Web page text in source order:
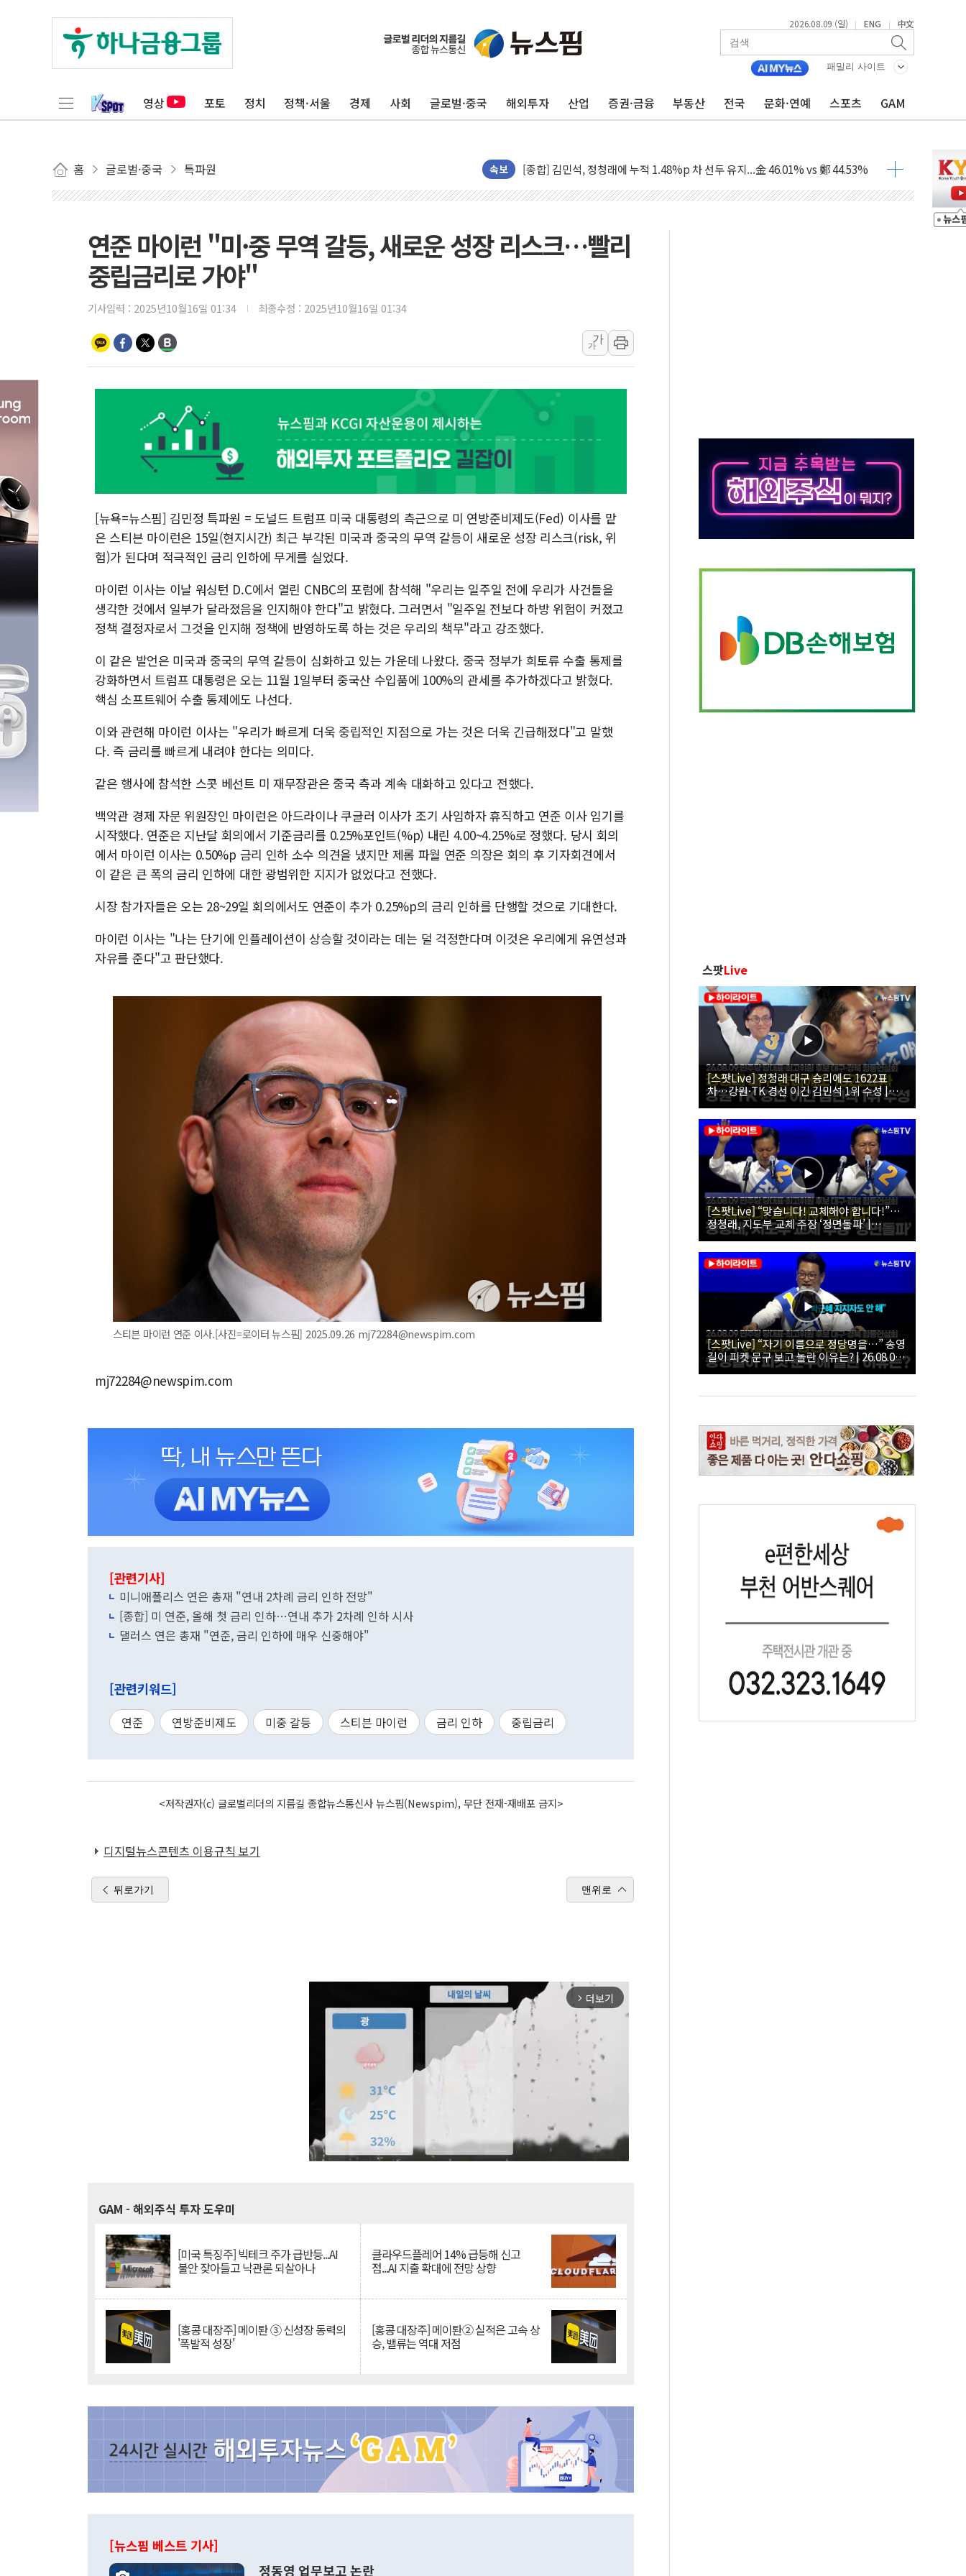
2026.08.09 (일) | ENG | 中文
패밀리 사이트
영상 포토 정치 정책·서울 경제 사회 글로벌·중국 해외투자 산업 증권·금융 부동산 전국 문화·연예 스포츠 GAM
홈 글로벌·중국 특파원 속보
포항 블루밸리 국가산단에 '철강 AI융합실증센터' 들어선다
상주 낙동강 선착장 하류서 50대 숨진 채 발견...경찰, 조사 중
민주당 경북도당위원장에 오중기 당선...합산득표율 68.63%
인천서 말다툼 중 어머니 살해 10대 구속…범행 후 반려견도 죽여
[속보] 민주, 강원·대구·경북 경선 결과...김민석 48.54% 정청래 44.40%
[속보] 민주, 경북 경선 결과 발표...김민석 47.37% 정청래 45.71% 송영길 6.92%
최태원, 노소영에 9440억 지급 확정되나…재상고 앞두고 막판 셈법
하나금융, 명동 소상공인에 '행복상자' 전달
병무청, 보충역 전면 손질… 예술·체육요원 최대 33% 감축
윤준병·이해민 의원, '정부 특사'로 콜롬비아 대통령 취임식 참석
'호우·산사태 주의보' 울진 시간당 30mm 강한 비...호우 피해 없어
여야, 황희 '버스 하우스' 공방…野 "청년 우롱 기괴" vs 與 "송구한 해프닝"
연준 마이런 "미·중 무역 갈등, 새로운 성장 리스크…빨리
중립금리로 가야"
기사입력 : 2025년10월16일 01:34 최종수정 : 2025년10월16일 01:34
가
가
[뉴욕=뉴스핌] 김민정 특파원 = 도널드 트럼프 미국 대통령의 측근으로 미 연방준비제도(Fed) 이사를 맡
은 스티븐 마이런은 15일(현지시간) 최근 부각된 미국과 중국의 무역 갈등이 새로운 성장 리스크(risk, 위
험)가 된다며 적극적인 금리 인하에 무게를 실었다.
마이런 이사는 이날 워싱턴 D.C에서 열린 CNBC의 포럼에 참석해 "우리는 일주일 전에 우리가 사건들을
생각한 것에서 일부가 달라졌음을 인지해야 한다"고 밝혔다. 그러면서 "일주일 전보다 하방 위험이 커졌고
정책 결정자로서 그것을 인지해 정책에 반영하도록 하는 것은 우리의 책무"라고 강조했다.
이 같은 발언은 미국과 중국의 무역 갈등이 심화하고 있는 가운데 나왔다. 중국 정부가 희토류 수출 통제를
강화하면서 트럼프 대통령은 오는 11월 1일부터 중국산 수입품에 100%의 관세를 추가하겠다고 밝혔다.
핵심 소프트웨어 수출 통제에도 나선다.
이와 관련해 마이런 이사는 "우리가 빠르게 더욱 중립적인 지점으로 가는 것은 더욱 긴급해졌다"고 말했
다. 즉 금리를 빠르게 내려야 한다는 의미다.
같은 행사에 참석한 스콧 베선트 미 재무장관은 중국 측과 계속 대화하고 있다고 전했다.
백악관 경제 자문 위원장인 마이런은 아드라이나 쿠글러 이사가 조기 사임하자 휴직하고 연준 이사 임기를
시작했다. 연준은 지난달 회의에서 기준금리를 0.25%포인트(%p) 내린 4.00~4.25%로 정했다. 당시 회의
에서 마이런 이사는 0.50%p 금리 인하 소수 의견을 냈지만 제롬 파월 연준 의장은 회의 후 기자회견에서
이 같은 큰 폭의 금리 인하에 대한 광범위한 지지가 없었다고 전했다.
시장 참가자들은 오는 28~29일 회의에서도 연준이 추가 0.25%p의 금리 인하를 단행할 것으로 기대한다.
마이런 이사는 "나는 단기에 인플레이션이 상승할 것이라는 데는 덜 걱정한다며 이것은 우리에게 유연성과
자유를 준다"고 판단했다.
스티븐 마이런 연준 이사.[사진=로이터 뉴스핌] 2025.09.26 mj72284@newspim.com
mj72284@newspim.com
[관련기사]
미니애폴리스 연은 총재 "연내 2차례 금리 인하 전망"
[종합] 미 연준, 올해 첫 금리 인하…연내 추가 2차례 인하 시사
댈러스 연은 총재 "연준, 금리 인하에 매우 신중해야"
[관련키워드]
연준 연방준비제도 미중 갈등 스티븐 마이런 금리 인하 중립금리
<저작권자(c) 글로벌리더의 지름길 종합뉴스통신사 뉴스핌(Newspim), 무단 전재-재배포 금지>
디지털뉴스콘텐츠 이용규칙 보기
뒤로가기 맨위로
arrow_forward_ios 더보기
GAM - 해외주식 투자 도우미
[미국 특징주] 빅테크 주가 급반등...AI
불안 잦아들고 낙관론 되살아나
클라우드플레어 14% 급등해 신고
점...AI 지출 확대에 전망 상향
[홍콩 대장주] 메이퇀 ③ 신성장 동력의
'폭발적 성장'
[홍콩 대장주] 메이퇀② 실적은 고속 상
승, 밸류는 역대 저점
[뉴스핌 베스트 기사]
정동영 업무보고 논란
스팟Live
[스팟Live] 정청래 대구 승리에도 1622표
차…강원·TK 경선 이긴 김민석 1위 수성 |
26.08.09 더불어민주당 당대표·최고위원 후
보 대구·경북 합동연설회
[스팟Live] “맞습니다! 교체해야 합니다!”…
정청래, 지도부 교체 주장 ‘정면돌파’ |
26.08.09 더불어민주당 당대표·최고위원 후
보 대구·경북 합동연설회
[스팟Live] “자기 이름으로 정당명을…” 송영
길이 피켓 문구 보고 놀란 이유는? | 26.08.09
더불어민주당 당대표·최고위원 후보 대구·경